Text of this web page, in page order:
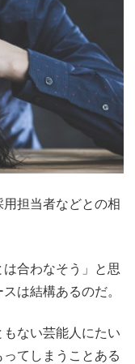
担当者などとの相
合わなそう」と思
は結構あるのだ。
ない芸能人にたい
てしまうことある